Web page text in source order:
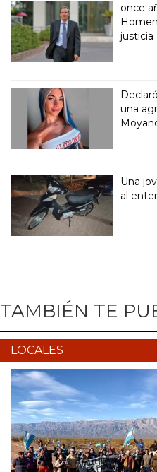
once
justicia
una
Una
al
TAMBIÉN TE
LOCALES